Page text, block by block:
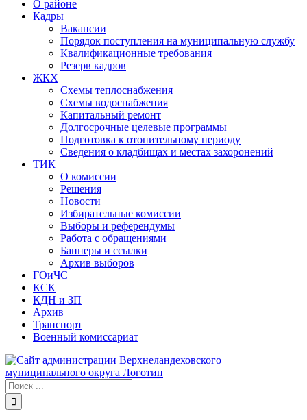
О районе
Кадры
Вакансии
Порядок поступления на муниципальную службу
Квалификационные требования
Резерв кадров
ЖКХ
Схемы теплоснабжения
Схемы водоснабжения
Капитальный ремонт
Долгосрочные целевые программы
Подготовка к отопительному периоду
Сведения о кладбищах и местах захоронений
ТИК
О комиссии
Решения
Новости
Избирательные комиссии
Выборы и референдумы
Работа с обращениями
Баннеры и ссылки
Архив выборов
ГОиЧС
КСК
КДН и ЗП
Архив
Транспорт
Военный комиссариат
Результат
поиска: